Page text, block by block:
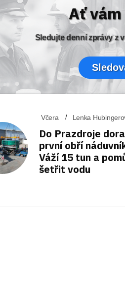
Ať
Sledujte denní zprávy z
Včera Lenka
Do Prazdroje
první obří
Váží 15 tun a
šetřit vodu